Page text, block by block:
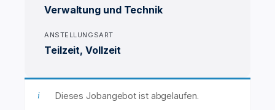
Verwaltung und Technik
ANSTELLUNGSART
Teilzeit, Vollzeit
Dieses Jobangebot ist abgelaufen.